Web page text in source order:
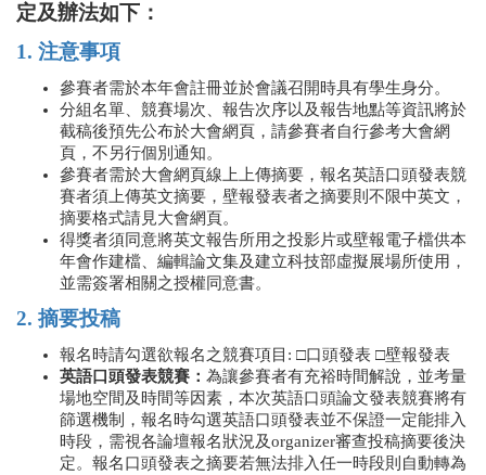
定及辦法如下：
1. 注意事項
參賽者需於本年會註冊並於會議召開時具有學生身分。
分組名單、競賽場次、報告次序以及報告地點等資訊將於
截稿後預先公布於大會網頁，請參賽者自行參考大會網
頁，不另行個別通知。
參賽者需於大會網頁線上上傳摘要，報名英語口頭發表競
賽者須上傳英文摘要，壁報發表者之摘要則不限中英文，
摘要格式請見大會網頁。
得獎者須同意將英文報告所用之投影片或壁報電子檔供本
年會作建檔、編輯論文集及建立科技部虛擬展場所使用，
並需簽署相關之授權同意書。
2. 摘要投稿
報名時請勾選欲報名之競賽項目: □口頭發表 □壁報發表
英語口頭發表競賽： 為讓參賽者有充裕時間解說，並考量
場地空間及時間等因素，本次英語口頭論文發表競賽將有
篩選機制，報名時勾選英語口頭發表並不保證一定能排入
時段，需視各論壇報名狀況及organizer審查投稿摘要後決
定。報名口頭發表之摘要若無法排入任一時段則自動轉為